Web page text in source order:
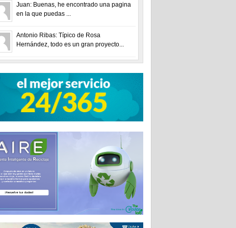
Juan: Buenas, he encontrado una pagina
en la que puedas ...
Antonio Ribas: Típico de Rosa
Hernández, todo es un gran proyecto...